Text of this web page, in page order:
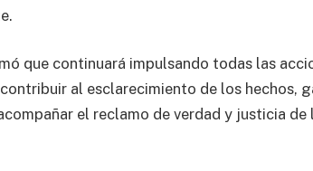
que continuará impulsando todas las
al esclarecimiento de los hechos,
el reclamo de verdad y justicia